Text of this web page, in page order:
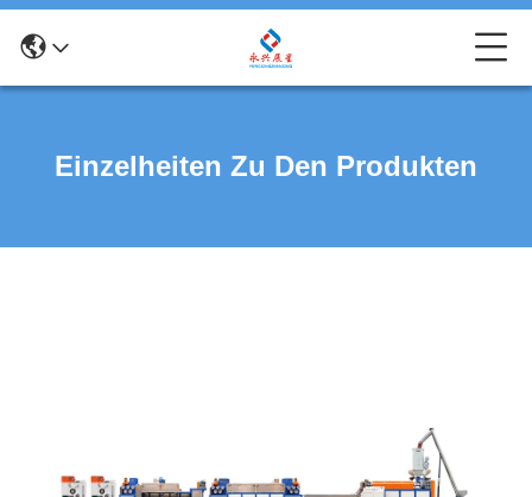
Einzelheiten Zu Den Produkten